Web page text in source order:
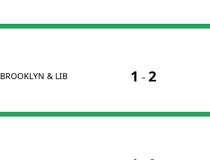
BROOKLYN & LIB 1 -2